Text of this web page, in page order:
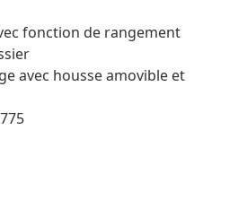
fonction de rangement
avec housse amovible et